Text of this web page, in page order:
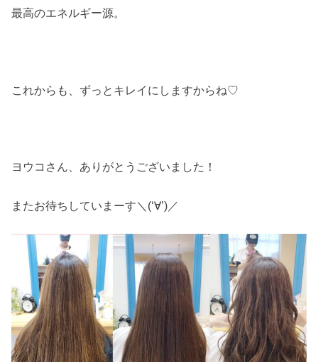
最高のエネルギー源。
これからも、ずっとキレイにしますからね♡
ヨウコさん、ありがとうございました！
またお待ちしていまーす＼(‘∀’)／